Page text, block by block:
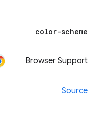
color-scheme
Browser Support
Source